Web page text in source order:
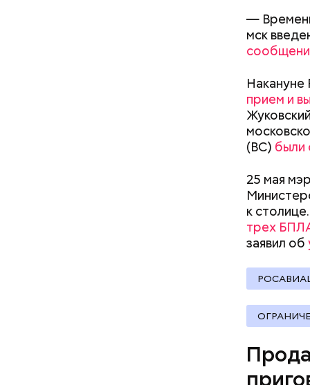
—
мск
Накануне
прием и
(ВС) были
25 мая
к
трех
заявил об
деньги
счетами.
Молодого
что
которая
дней